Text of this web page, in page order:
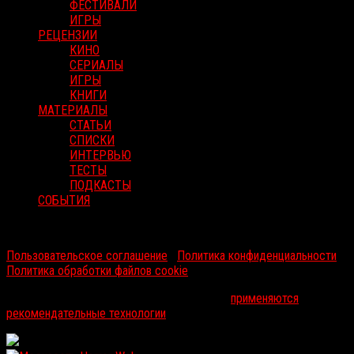
ФЕСТИВАЛИ
ИГРЫ
РЕЦЕНЗИИ
КИНО
СЕРИАЛЫ
ИГРЫ
КНИГИ
МАТЕРИАЛЫ
СТАТЬИ
СПИСКИ
ИНТЕРВЬЮ
ТЕСТЫ
ПОДКАСТЫ
СОБЫТИЯ
Пользовательское соглашение
Политика конфиденциальности
Политика обработки файлов cookie
применяются
рекомендательные технологии